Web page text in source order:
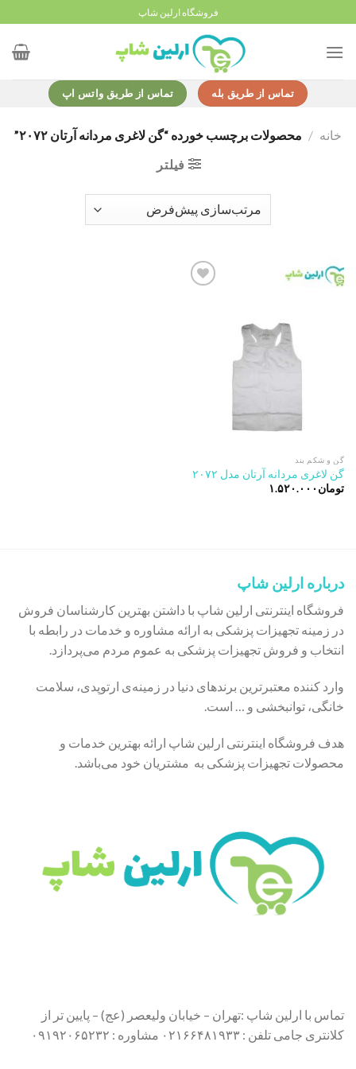
to
content
فروشگاه ارلین شاپ
تماس از طریق بله تماس از طریق واتس اپ
خانه / محصولات برچسب خورده “گن لاغری مردانه آرتان ۲۰۷۲”
فیلتر
گن و شکم بند
گن لاغری مردانه آرتان مدل ۲۰۷۲
تومان ۱.۵۲۰.۰۰۰
درباره ارلین شاپ
فروشگاه اینترنتی ارلین شاپ با داشتن بهترین کارشناسان فروش
در زمینه تجهیزات پزشکی به ارائه مشاوره و خدمات در رابطه با
انتخاب و فروش تجهیزات پزشکی به عموم مردم می‌پردازد.
وارد کننده معتبرترین برندهای دنیا در زمینه‌ی ارتوپدی، سلامت
خانگی، توانبخشی و … است.
هدف فروشگاه اینترنتی ارلین شاپ ارائه بهترین خدمات و
محصولات تجهیزات پزشکی به مشتریان خود می‌باشد.
تماس با ارلین شاپ :تهران – خیابان ولیعصر (عج) – پایین تر از
کلانتری جامی تلفن : ۰۲۱۶۶۴۸۱۹۳۳ مشاوره : ۰۹۱۹۲۰۶۵۲۳۲